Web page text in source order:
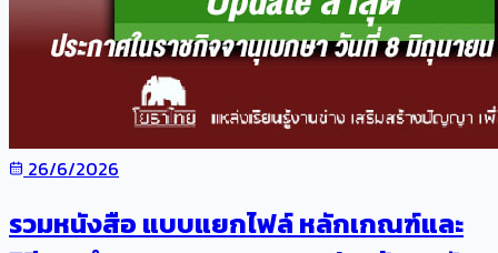
26/6/2026
รวมหนังสือ แบบแยกไฟล์ หลักเกณฑ์และ